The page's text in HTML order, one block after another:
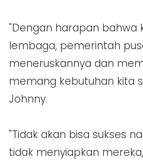
"Dengan harapan bahwa
lembaga, pemerintah
meneruskannya dan
memang kebutuhan kita
Johnny.
"Tidak akan bisa sukses
tidak menyiapkan